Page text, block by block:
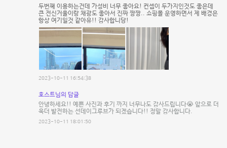
두번째 이용하는건데 가성비 너무 좋아요! 컨셉이 두가지인것도 좋은데
큰 전신거울이랑 채광도 좋아서 진짜 짱짱.. 쇼핑몰 운영하면서 제 배경은
항상 여기일것 같아유!! 감사합니당!
2023-10-11 16:54:38
호스트님의 답글
안녕하세요!! 예쁜 사진과 후기 까지 너무나도 감사드립니다😭 앞으로 더
욱더 발전하는 선데이그루브가 되겠습니다!! 정말 감사합니다.
2023-10-11 18:01:50